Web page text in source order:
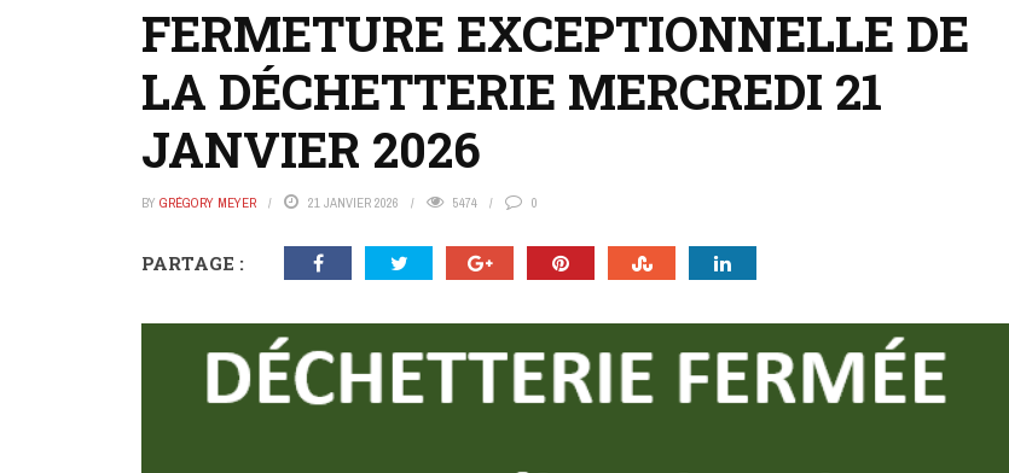
FERMETURE EXCEPTIONNELLE DE
LA DÉCHETTERIE MERCREDI 21
JANVIER 2026
BY GRÉGORY MEYER 21 JANVIER 2026 5474 0
PARTAGE :